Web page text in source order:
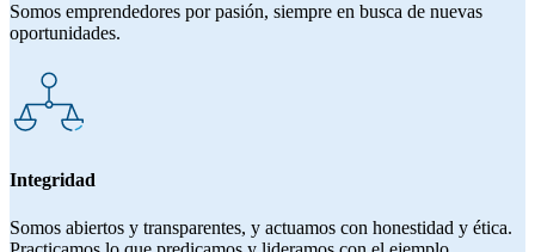
Somos emprendedores por pasión, siempre en busca de nuevas
oportunidades.
Integridad
Somos abiertos y transparentes, y actuamos con honestidad y ética.